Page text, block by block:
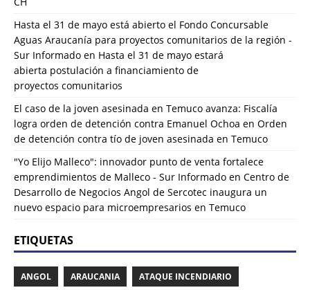
Hasta el 31 de mayo está abierto el Fondo Concursable
Aguas Araucanía para proyectos comunitarios de la región -
Sur Informado en Hasta el 31 de mayo estará
abierta postulación a financiamiento de
proyectos comunitarios
El caso de la joven asesinada en Temuco avanza: Fiscalía
logra orden de detención contra Emanuel Ochoa en Orden
de detención contra tío de joven asesinada en Temuco
"Yo Elijo Malleco": innovador punto de venta fortalece
emprendimientos de Malleco - Sur Informado en Centro de
Desarrollo de Negocios Angol de Sercotec inaugura un
nuevo espacio para microempresarios en Temuco
ETIQUETAS
ANGOL ARAUCANIA ATAQUE INCENDIARIO